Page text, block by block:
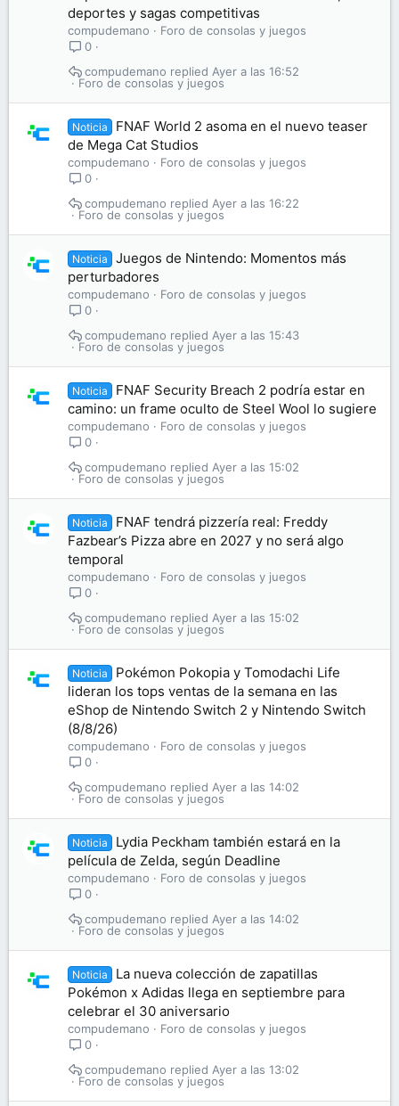
deportes y sagas competitivas
compudemano
Foro de consolas y juegos
0
Foro de consolas y juegos
Ayer a las 16:52
compudemano
Noticia
FNAF World 2 asoma en el nuevo teaser
de Mega Cat Studios
compudemano
Foro de consolas y juegos
0
Foro de consolas y juegos
Ayer a las 16:22
compudemano
Noticia
Juegos de Nintendo: Momentos más
perturbadores
compudemano
Foro de consolas y juegos
0
Foro de consolas y juegos
Ayer a las 15:43
compudemano
Noticia
FNAF Security Breach 2 podría estar en
camino: un frame oculto de Steel Wool lo sugiere
compudemano
Foro de consolas y juegos
0
Foro de consolas y juegos
Ayer a las 15:02
compudemano
Noticia
FNAF tendrá pizzería real: Freddy
Fazbear’s Pizza abre en 2027 y no será algo
temporal
compudemano
Foro de consolas y juegos
0
Foro de consolas y juegos
Ayer a las 15:02
compudemano
Noticia
Pokémon Pokopia y Tomodachi Life
lideran los tops ventas de la semana en las
eShop de Nintendo Switch 2 y Nintendo Switch
(8/8/26)
compudemano
Foro de consolas y juegos
0
Foro de consolas y juegos
Ayer a las 14:02
compudemano
Noticia
Lydia Peckham también estará en la
película de Zelda, según Deadline
compudemano
Foro de consolas y juegos
0
Foro de consolas y juegos
Ayer a las 14:02
compudemano
Noticia
La nueva colección de zapatillas
Pokémon x Adidas llega en septiembre para
celebrar el 30 aniversario
compudemano
Foro de consolas y juegos
0
Foro de consolas y juegos
Ayer a las 13:02
compudemano